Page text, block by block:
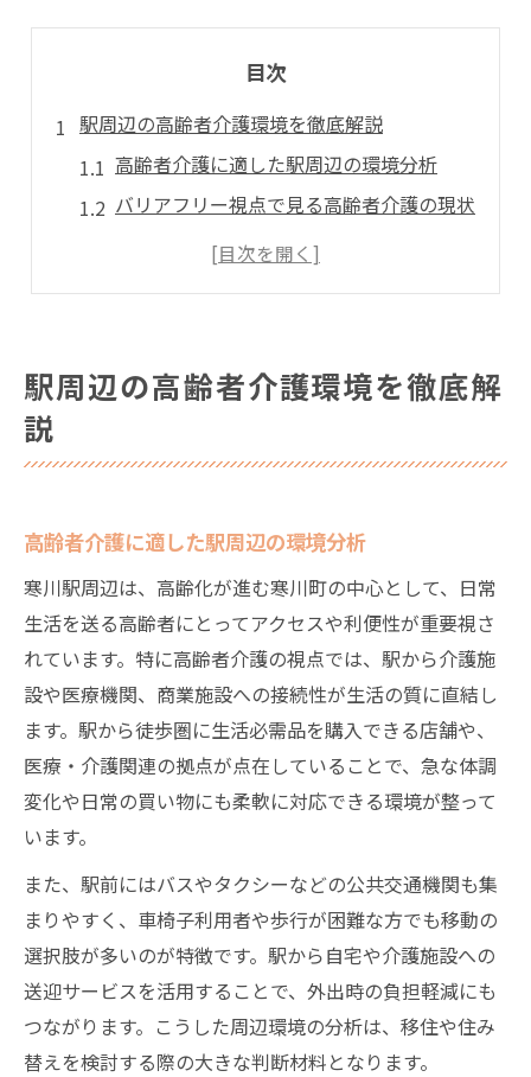
目次
駅周辺の高齢者介護環境を徹底解説
高齢者介護に適した駅周辺の環境分析
バリアフリー視点で見る高齢者介護の現状
安心できる高齢者介護の生活利便性とは
安心へ導く寒川駅接続の工夫とは
高齢者介護目線で考える接続の重要性
寒川駅接続が高齢者介護に与える安心感
進化する高齢者介護と交通アクセス
交通アクセスが高齢者介護に果たす役割
高齢者介護の視点で交通網を見直す理由
安全な移動支援と高齢者介護の密接な関係
高齢者介護と公共交通の連携強化策
快適な交通導線が高齢者介護を変える
地域医療と高齢者の暮らしを考える
高齢者介護と地域医療の連携が生む安心
医療体制充実が高齢者介護に与える効果
高齢者介護のための地域医療資源の活用
医療機関と高齢者介護施設の支援体制
高齢者介護支援における医療連携の重要性
駅周辺の高齢者介護環境を徹底解
説
高齢者介護に適した駅周辺の環境分析
寒川駅周辺は、高齢化が進む寒川町の中心として、日常
生活を送る高齢者にとってアクセスや利便性が重要視さ
れています。特に高齢者介護の視点では、駅から介護施
設や医療機関、商業施設への接続性が生活の質に直結し
ます。駅から徒歩圏に生活必需品を購入できる店舗や、
医療・介護関連の拠点が点在していることで、急な体調
変化や日常の買い物にも柔軟に対応できる環境が整って
います。
また、駅前にはバスやタクシーなどの公共交通機関も集
まりやすく、車椅子利用者や歩行が困難な方でも移動の
選択肢が多いのが特徴です。駅から自宅や介護施設への
送迎サービスを活用することで、外出時の負担軽減にも
つながります。こうした周辺環境の分析は、移住や住み
替えを検討する際の大きな判断材料となります。